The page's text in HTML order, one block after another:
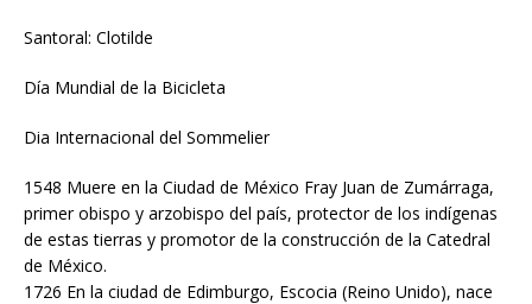
Santoral: Clotilde
Día Mundial de la Bicicleta
Dia Internacional del Sommelier
1548 Muere en la Ciudad de México Fray Juan de Zumárraga,
primer obispo y arzobispo del país, protector de los indígenas
de estas tierras y promotor de la construcción de la Catedral
de México.
1726 En la ciudad de Edimburgo, Escocia (Reino Unido), nace